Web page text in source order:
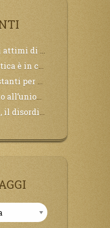
chiami in suo aiuto.
e tutta la Terra sarà oscurata.
non si sarà preparato saranno dolori.
da attendere pochissimo.
tardi, il tradimento è stato grande!